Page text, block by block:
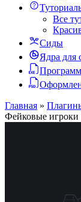
Все
Сиды
Ядра для
Главная »
Фейковые игроки